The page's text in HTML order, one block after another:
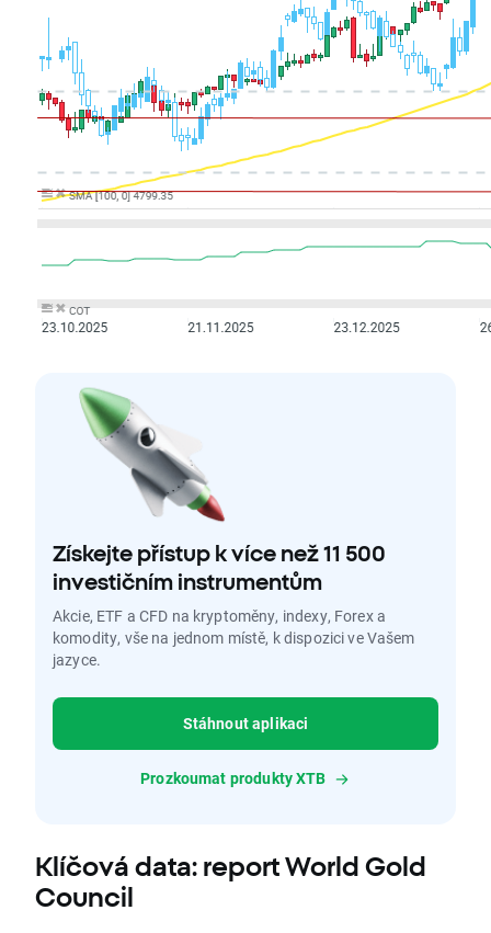
Získejte přístup k více než 11 500
investičním instrumentům
Akcie, ETF a CFD na kryptoměny, indexy, Forex a
komodity, vše na jednom místě, k dispozici ve Vašem
jazyce.
Stáhnout aplikaci
Prozkoumat produkty XTB
Klíčová data: report World Gold
Council